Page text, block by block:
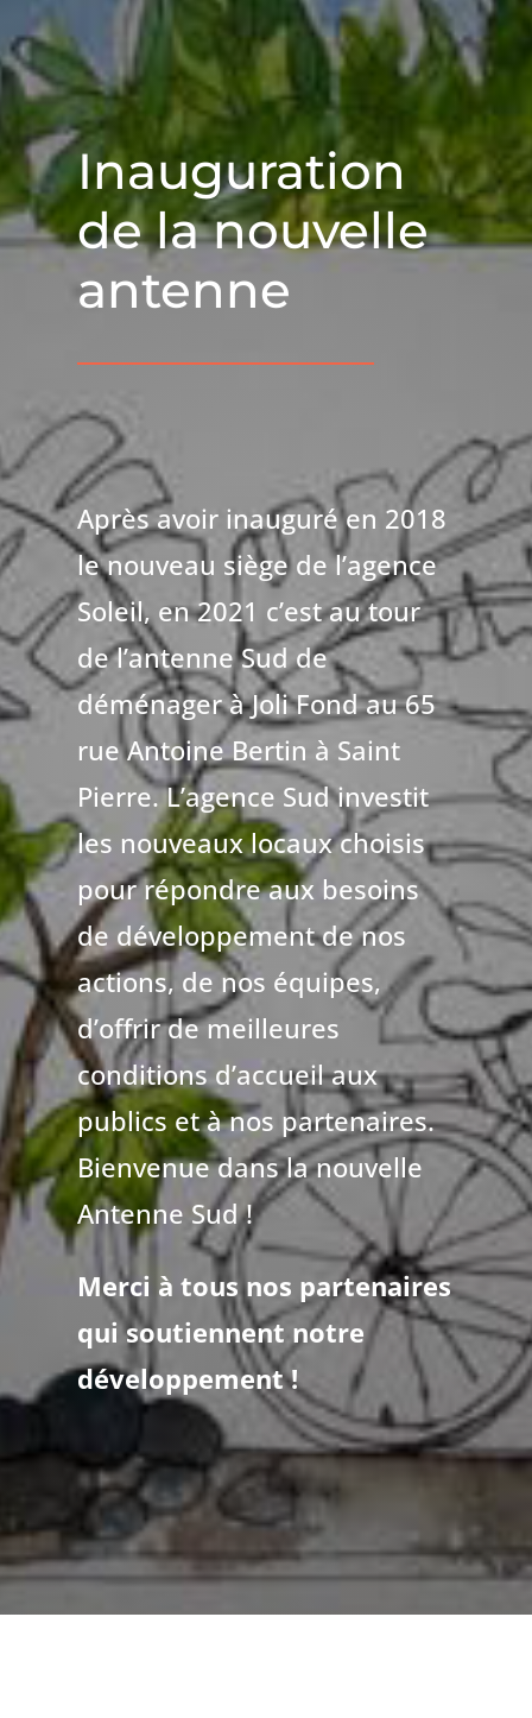
Inauguration
de la nouvelle
antenne
Après avoir inauguré en 2018
le nouveau siège de l’agence
Soleil, en 2021 c’est au tour
de l’antenne Sud de
déménager à Joli Fond au 65
rue Antoine Bertin à Saint
Pierre. L’agence Sud investit
les nouveaux locaux choisis
pour répondre aux besoins
de développement de nos
actions, de nos équipes,
d’offrir de meilleures
conditions d’accueil aux
publics et à nos partenaires.
Bienvenue dans la nouvelle
Antenne Sud !
Merci à tous nos partenaires
qui soutiennent notre
développement !